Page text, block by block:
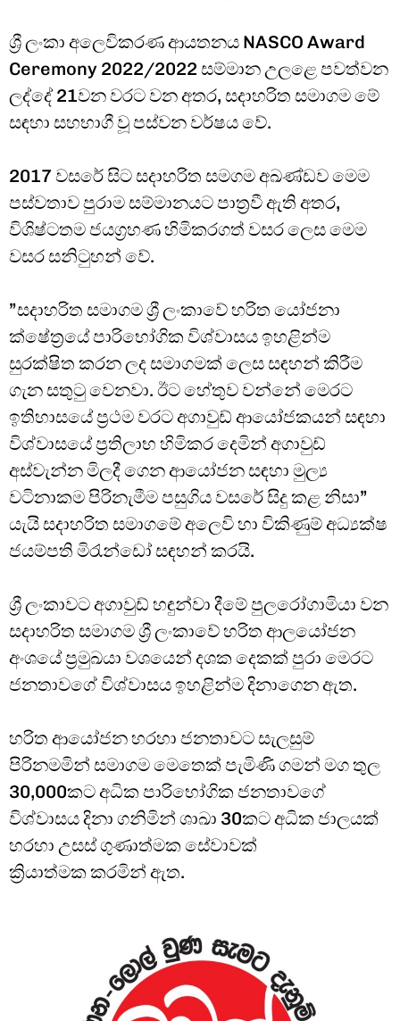
ශ්‍රී ලංකා අලෙවිකරණ ආයතනය NASCO Award
Ceremony 2022/2022 සම්මාන උලළෙ පවත්වන
ලද්දේ 21වන වරට වන අතර, සදාහරිත සමාගම මේ
සඳහා සහභාගී වූ පස්වන වර්ෂය වේ.
2017 වසරේ සිට සදාහරිත සමගම අඛණ්ඩව මෙම
පස්වතාව පුරාම සම්මානයට පාත්‍රවී ඇති අතර,
විශිෂ්ටතම ජයග්‍රහණ හිමිකරගත් වසර ලෙස මෙම
වසර සනිටුහන් වේ.
”සදාහරිත සමාගම ශ්‍රී ලංකාවේ හරිත යෝජනා
ක්ෂේත්‍රයේ පාරිභෝගික විශ්වාසය ඉහළින්ම
සුරක්ෂිත කරන ලද සමාගමක් ලෙස සඳහන් කිරීම
ගැන සතුටු වෙනවා. ඊට හේතුව වන්නේ මෙරට
ඉතිහාසයේ ප්‍රථම වරට අගාවුඩ් ආයෝජකයන් සඳහා
විශ්වාසයේ ප්‍රතිලාභ හිමිකර දෙමින් අගාවුඩ්
අස්වැන්න මිලදී ගෙන ආයෝජන සඳහා මුල්‍ය
වටිනාකම පිරිනැමීම පසුගිය වසරේ සිදු කළ නිසා”
යැයි සදාහරිත සමාගමේ අලෙවි හා විකිණුම් අධ්‍යක්ෂ
ජයම්පති මිරැන්ඩෝ සඳහන් කරයි.
ශ්‍රී ලංකාවට අගාවුඩ් හඳුන්වා දීමේ පුලරෝගාමියා වන
සදාහරිත සමාගම ශ්‍රී ලංකාවේ හරිත ආලයෝජන
අංශයේ ප්‍රමුඛයා වශයෙන් දශක දෙකක් පුරා මෙරට
ජනතාවගේ විශ්වාසය ඉහළින්ම දිනාගෙන ඇත.
හරිත ආයෝජන හරහා ජනතාවට සැලසුම්
පිරිනමමින් සමාගම මෙතෙක් පැමිණි ගමන් මග තුල
30,000කට අධික පාරිභෝගික ජනතාවගේ
විශ්වාසය දිනා ගනිමින් ශාඛා 30කට අධික ජාලයක්
හරහා උසස් ගුණාත්මක සේවාවක්
ක්‍රියාත්මක කරමින් ඇත.